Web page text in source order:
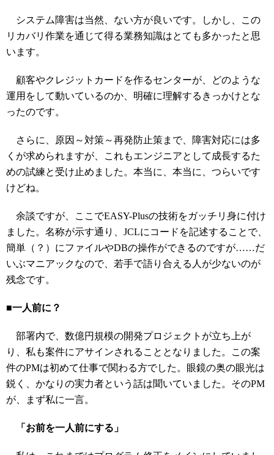
システム障害は当然、ない方が良いです。しかし、この
リカバリ作業を通じて得る業務知識はとても多かったと思
います。
顧客やクレジットカードを作るセンターが、どのような
運用をして動いているのか、明確に理解するきっかけとな
ったのです。
さらに、原因～対策～再発防止策まで、障害対応には多
くが求められますが、これもエンジニアとして成長するた
めの試練と受け止めました。本当に、本当に、つらいです
けどね。
余談ですが、ここでEASY-Plusの技術をガッチリ身に付け
ました。名称が示す通り、JCLにコードを記述することで、
簡単（？）にファイルやDBの操作ができるのですが……だ
いぶマニアックなので、若手で語り合える人が少ないのが
残念です。
■一人前に？
部署内で、数億円規模の開発プロジェクトが立ち上が
り、私も案件にアサインされることとなりました。この案
件のPMは初めて仕事で関わる方でした。眼鏡の奥の眼光は
鋭く、かなりの実力者という話は聞いていました。そのPM
が、まず私に一言。
「お前を一人前にする」